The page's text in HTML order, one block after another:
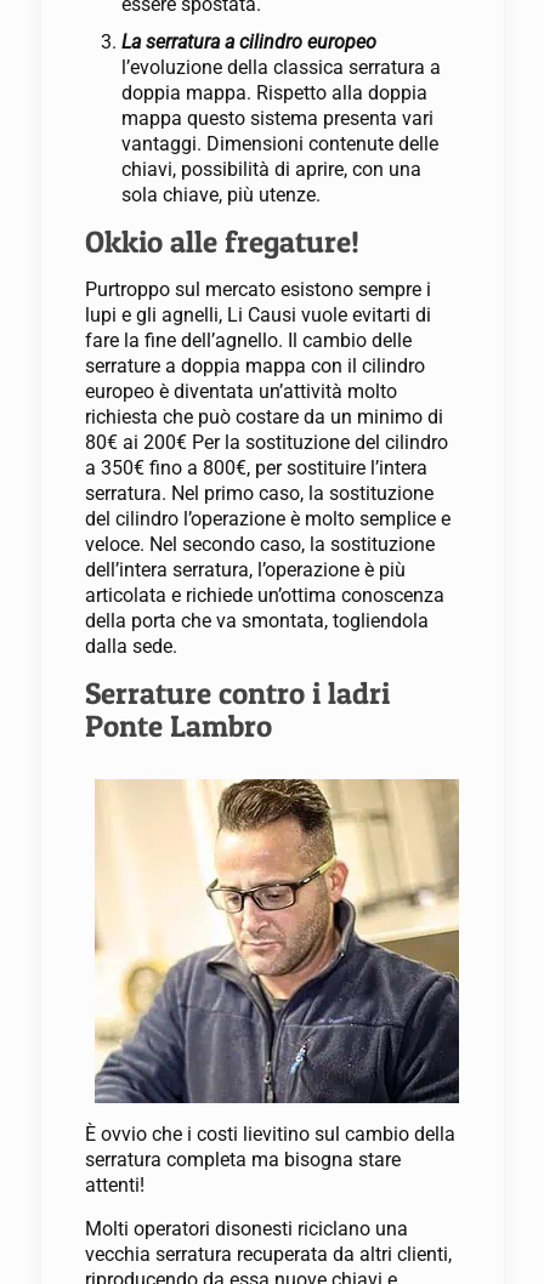
La serratura a cilindro europeo
l’evoluzione della classica serratura a
doppia mappa. Rispetto alla doppia
mappa questo sistema presenta vari
vantaggi. Dimensioni contenute delle
chiavi, possibilità di aprire, con una
sola chiave, più utenze.
Okkio alle fregature!
Purtroppo sul mercato esistono sempre i
lupi e gli agnelli, Li Causi vuole evitarti di
fare la fine dell’agnello. Il cambio delle
serrature a doppia mappa con il cilindro
europeo è diventata un’attività molto
richiesta che può costare da un minimo di
80€ ai 200€ Per la sostituzione del cilindro
a 350€ fino a 800€, per sostituire l’intera
serratura. Nel primo caso, la sostituzione
del cilindro l’operazione è molto semplice e
veloce. Nel secondo caso, la sostituzione
dell’intera serratura, l’operazione è più
articolata e richiede un’ottima conoscenza
della porta che va smontata, togliendola
dalla sede.
Serrature contro i ladri
Ponte Lambro
È ovvio che i costi lievitino sul cambio della
serratura completa ma bisogna stare
attenti!
Molti operatori disonesti riciclano una
vecchia serratura recuperata da altri clienti,